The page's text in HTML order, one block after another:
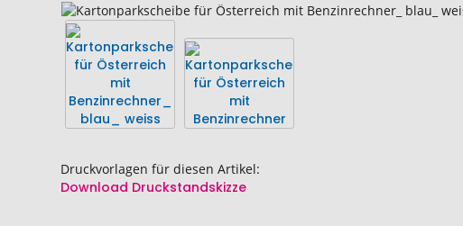
Zum
Ende
der
Bildgalerie
springen
Druckvorlagen für diesen Artikel:
Download Druckstandskizze
Zum
Anfang
der
Bildgalerie
springen